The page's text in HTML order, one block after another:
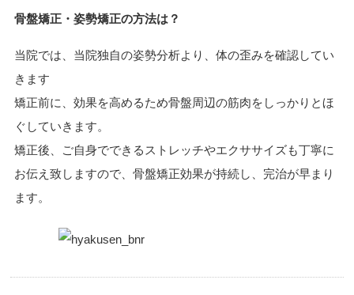
骨盤矯正・姿勢矯正の方法は？
当院では、当院独自の姿勢分析より、体の歪みを確認してい
きます
矯正前に、効果を高めるため骨盤周辺の筋肉をしっかりとほ
ぐしていきます。
矯正後、ご自身でできるストレッチやエクササイズも丁寧に
お伝え致しますので、骨盤矯正効果が持続し、完治が早まり
ます。